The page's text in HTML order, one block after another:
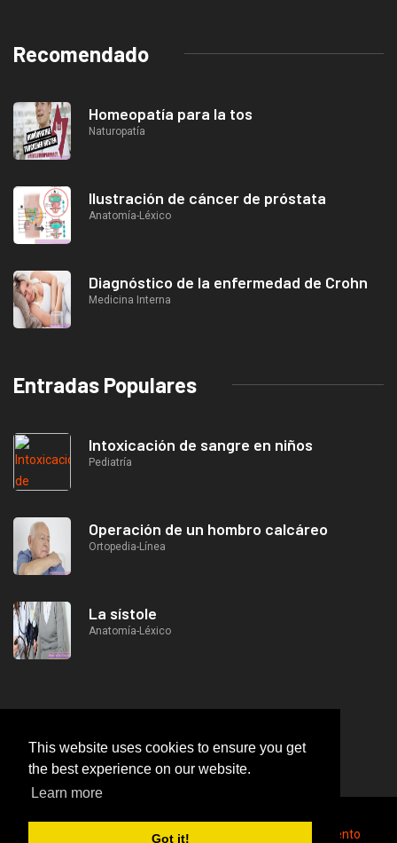
This website uses cookies to ensure you get
the best experience on our website.
Learn more
Got it!
Recomendado
Homeopatía para la tos
Naturopatía
Ilustración de cáncer de próstata
Anatomía-Léxico
Diagnóstico de la enfermedad de Crohn
Medicina Interna
Entradas Populares
Intoxicación de sangre en niños
Pediatría
Operación de un hombro calcáreo
Ortopedia-Línea
La sístole
Anatomía-Léxico
© https://lifeafterjob.com Herida por apuñalamiento